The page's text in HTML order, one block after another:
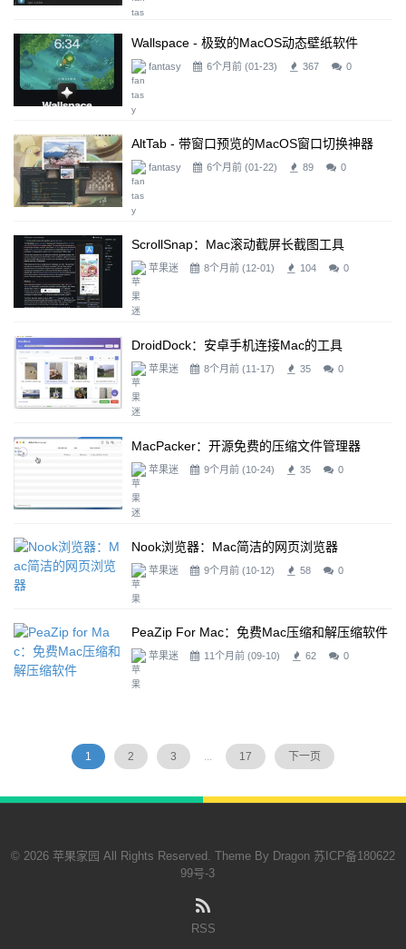
Wallspace - 极致的macOS动态壁纸软件
fantasy 6个月前 (01-23) 367 0
AltTab - 带窗口预览的macOS窗口切换神器
fantasy 6个月前 (01-22) 89 0
ScrollSnap：Mac滚动截屏长截图工具
苹果迷 8个月前 (12-01) 104 0
DroidDock：安卓手机连接mac的工具
苹果迷 8个月前 (11-17) 35 0
MacPacker：开源免费的压缩文件管理器
苹果迷 9个月前 (10-24) 35 0
Nook浏览器：Mac简洁的网页浏览器
苹果迷 9个月前 (10-12) 58 0
PeaZip For Mac：免费Mac压缩和解压缩软件
苹果迷 11个月前 (09-10) 62 0
1 2 3 ... 17 下一页
© 2026 苹果家园 All Rights Reserved. Theme By Dragon 苏ICP备180622
99号-3
RSS